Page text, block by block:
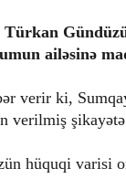
ailəsinə
verir ki,
verilmiş şikayətə
hüquqi varisi